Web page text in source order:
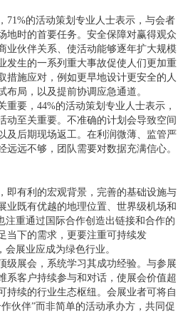
71%的活动策划专业人士表示，与会者
地时的首要任务。安全保障对赢得观众
业伙伴关系、使活动能够逐年扩大规模
发生的一系列重大事故促使人们更加重
措施应对，例如更早地设计更安全的人
局，以及提前协调应急通道。
要，44%的活动策划专业人士表示，
动至关重要。不准确的计划会导致空间
及后期现场返工。在利润微薄、监管严
远不够，团队需要对数据充满信心。
即有利的宏观背景，完善的基础设施与
业既有优越的地理位置、世界级机场和
注重通过国际合作创造出链接和合作的
当下的需求，更要注重可持续发
会展业应成为绿色行业。
级展会，系统学习其成功经验。与参展
系客户持续参与和对话，使展会价值超
持续的行业生态枢纽。会展业者可将自
伙伴”而非简单的活动承办方，共同促